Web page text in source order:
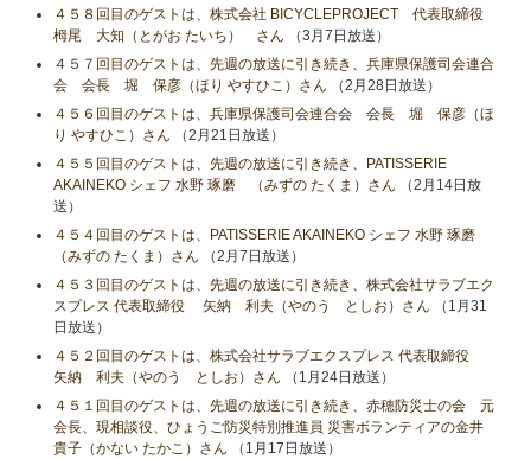
４５８回目のゲストは、株式会社 BICYCLEPROJECT 代表取締役
栂尾 大知（とがお たいち） さん （3月7日放送）
４５７回目のゲストは、先週の放送に引き続き、兵庫県保護司会連合
会 会長 堀 保彦（ほり やすひこ）さん （2月28日放送）
４５６回目のゲストは、兵庫県保護司会連合会 会長 堀 保彦（ほ
り やすひこ）さん （2月21日放送）
４５５回目のゲストは、先週の放送に引き続き、PATISSERIE
AKAINEKO シェフ 水野 琢磨 （みずの たくま）さん （2月14日放
送）
４５４回目のゲストは、PATISSERIE AKAINEKO シェフ 水野 琢磨
（みずの たくま）さん （2月7日放送）
４５３回目のゲストは、先週の放送に引き続き、株式会社サラブエク
スプレス 代表取締役 矢納 利夫（やのう としお）さん （1月31
日放送）
４５２回目のゲストは、株式会社サラブエクスプレス 代表取締役
矢納 利夫（やのう としお）さん （1月24日放送）
４５１回目のゲストは、先週の放送に引き続き、赤穂防災士の会 元
会長、現相談役、ひょうご防災特別推進員 災害ボランティアの金井
貴子（かない たかこ）さん （1月17日放送）